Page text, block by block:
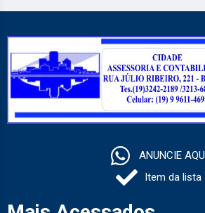
ANUNCIE AQUI
Item da lista